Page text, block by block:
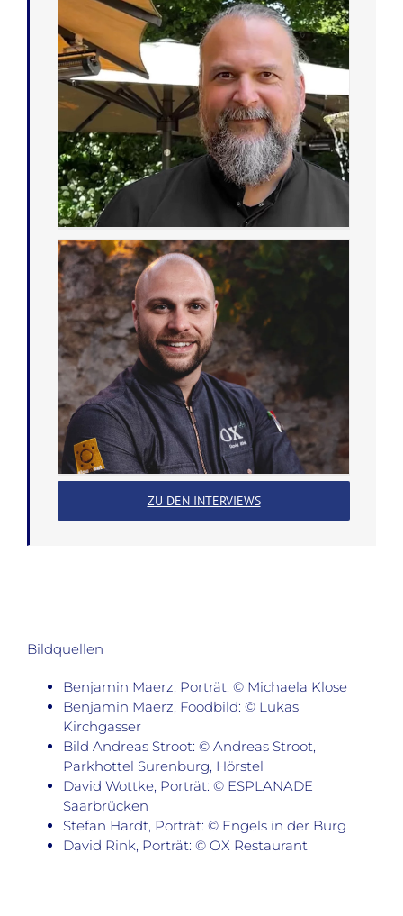
ZU DEN INTERVIEWS
Bildquellen
Benjamin Maerz, Porträt: © Michaela Klose
Benjamin Maerz, Foodbild: © Lukas
Kirchgasser
Bild Andreas Stroot: © Andreas Stroot,
Parkhottel Surenburg, Hörstel
David Wottke, Porträt: © ESPLANADE
Saarbrücken
Stefan Hardt, Porträt: © Engels in der Burg
David Rink, Porträt: © OX Restaurant